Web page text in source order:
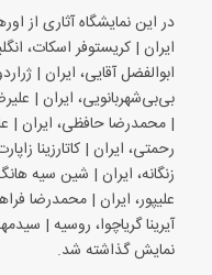
در این نمایشگاه آثاری از
ایران | کریستوفر اسکات،
ابوالفضل آقایی، ایران |
بی‌بی‌شهربانویی، ایران |
| محمدرضا حافظی، ایران |
رحمتی، ایران | کاتارزینا
زنگانه، ایران | شین سیه
علیپور، ایران | محمدرضا
آیرینا گریاچوا، روسیه |
نمایش گذاشته شد.